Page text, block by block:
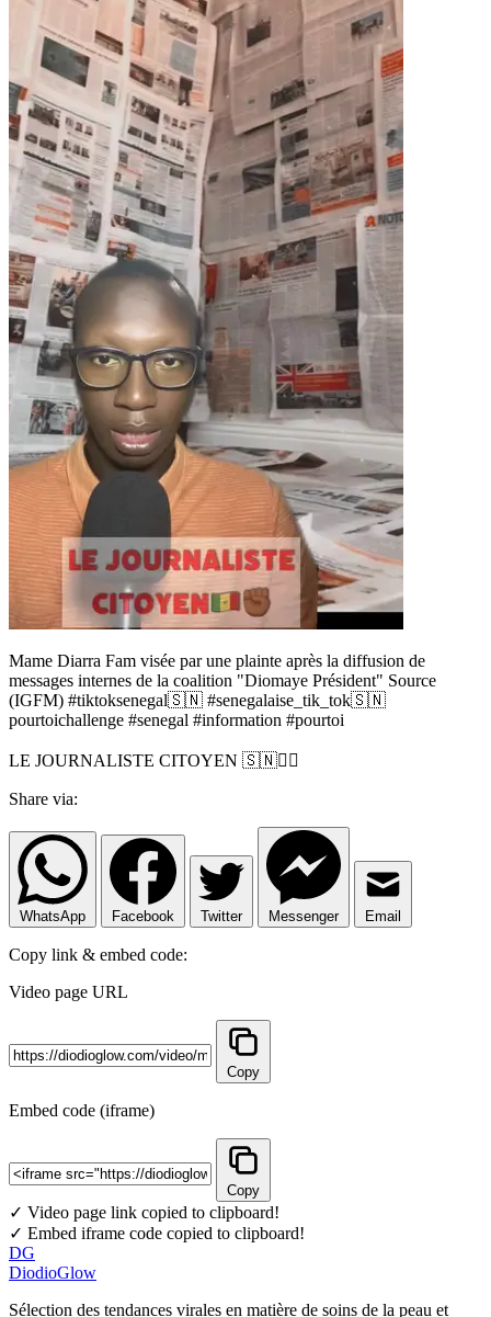
Mame Diarra Fam visée par une plainte après la diffusion de
messages internes de la coalition "Diomaye Président" Source
(IGFM) #tiktoksenegal🇸🇳 #senegalaise_tik_tok🇸🇳
pourtoichallenge #senegal #information #pourtoi
LE JOURNALISTE CITOYEN 🇸🇳✊🏿
Share via:
WhatsApp Facebook Twitter Messenger Email
Copy link & embed code:
Video page URL
Copy
Embed code (iframe)
Copy
✓ Video page link copied to clipboard!
✓ Embed iframe code copied to clipboard!
DG
DiodioGlow
Sélection des tendances virales en matière de soins de la peau et